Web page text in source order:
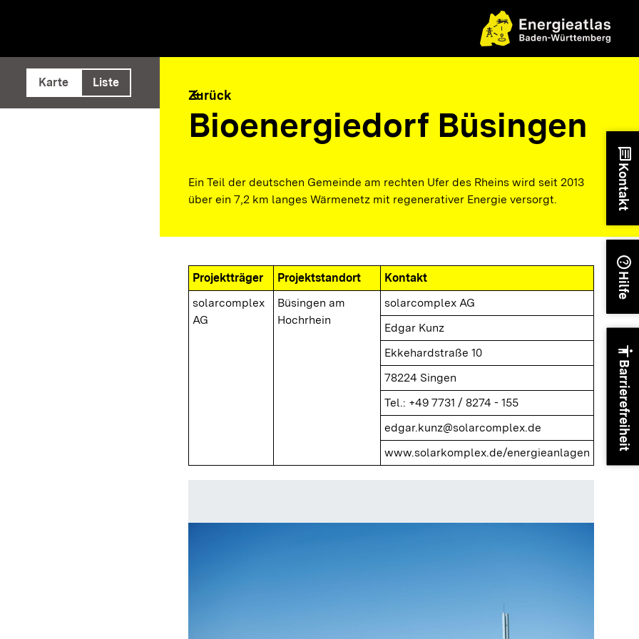
ausführen
Karte Liste
arrow_back
Zurück
Bioenergiedorf Büsingen
Ein Teil der deutschen Gemeinde am rechten Ufer des Rheins wird seit 2013
über ein 7,2 km langes Wärmenetz mit regenerativer Energie versorgt.
Projektträger Projektstandort
Kontakt
solarcomplex
AG
Büsingen am
Hochrhein
solarcomplex AG
Edgar Kunz
Ekkehardstraße 10
78224 Singen
Tel.: +49 7731 / 8274 - 155
edgar.kunz@solarcomplex.de
www.solarkomplex.de/energieanlagen
chat
Kontakt
help
Hilfe
accessibility
Barrierefreiheit